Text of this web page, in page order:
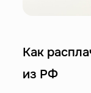
Как
из РФ